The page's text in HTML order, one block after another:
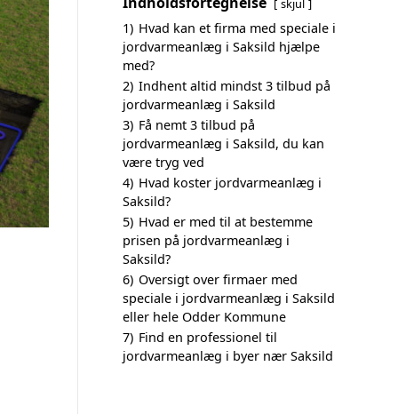
skjul
1) Hvad kan et firma med speciale i
jordvarmeanlæg i Saksild hjælpe
med?
2) Indhent altid mindst 3 tilbud på
jordvarmeanlæg i Saksild
3) Få nemt 3 tilbud på
jordvarmeanlæg i Saksild, du kan
være tryg ved
4) Hvad koster jordvarmeanlæg i
Saksild?
5) Hvad er med til at bestemme
prisen på jordvarmeanlæg i
Saksild?
6) Oversigt over firmaer med
speciale i jordvarmeanlæg i Saksild
eller hele Odder Kommune
7) Find en professionel til
jordvarmeanlæg i byer nær Saksild